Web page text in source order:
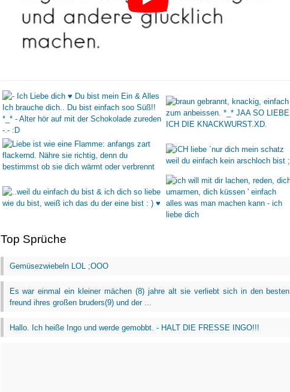
Top Sprüche
Gemüsezwiebeln LOL ;OOO
Es war einmal ein kleiner mächen (8) jahre alt sie verliebt sich in den besten
freund ihres großen bruders(9) und der ...
Hallo. Ich heiße Ingo und werde gemobbt. - HALT DIE FRESSE INGO!!!